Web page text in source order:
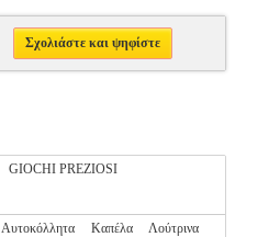
Σχολιάστε και ψηφίστε
GIOCHI PREZIOSI
Αυτοκόλλητα Καπέλα
Λούτρινα